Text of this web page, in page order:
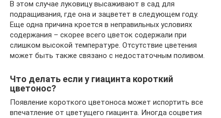
В этом случае луковицу высаживают в сад для
подращивания, где она и зацветет в следующем году.
Еще одна причина кроется в неправильных условиях
содержания – скорее всего цветок содержали при
слишком высокой температуре. Отсутствие цветения
может быть также связано с недостаточным поливом.
Что делать если у гиацинта короткий
цветонос?
Появление короткого цветоноса может испортить все
впечатление от цветущего гиацинта. Иногда соцветия